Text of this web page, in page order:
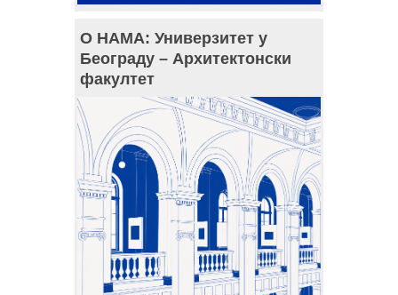
О НАМА: Универзитет у
Београду – Архитектонски
факултет